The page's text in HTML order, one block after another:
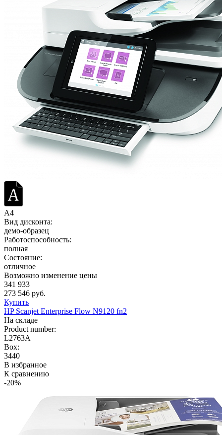
A4
Вид дисконта:
демо-образец
Работоспособность:
полная
Состояние:
отличное
Возможно изменение цены
341 933
273 546 руб.
Купить
HP Scanjet Enterprise Flow N9120 fn2
На складе
Product number:
L2763A
Box:
3440
В избранное
К сравнению
-20%